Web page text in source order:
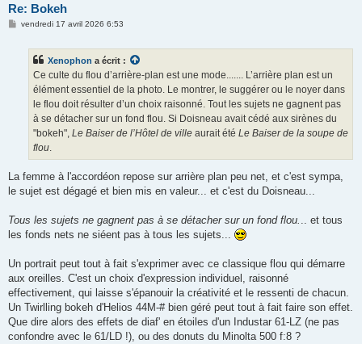
Re: Bokeh
Mvendredi 17 avril 2026 6:53
Xenophon a écrit :
Ce culte du flou d’arrière-plan est une mode....... L’arrière plan est un
élément essentiel de la photo. Le montrer, le suggérer ou le noyer dans
le flou doit résulter d’un choix raisonné. Tout les sujets ne gagnent pas
à se détacher sur un fond flou. Si Doisneau avait cédé aux sirènes du
"bokeh", Le Baiser de l’Hôtel de ville aurait été Le Baiser de la soupe de
flou
La femme à l'accordéon repose sur arrière plan peu net, et c'est sympa,
le sujet est dégagé et bien mis en valeur... et c'est du Doisneau...
Tous les sujets ne gagnent pas à se détacher sur un fond flou. .. et tous
les fonds nets ne siéent pas à tous les sujets...
Un portrait peut tout à fait s'exprimer avec ce classique flou qui démarre
aux oreilles. C'est un choix d'expression individuel, raisonné
effectivement, qui laisse s'épanouir la créativité et le ressenti de chacun.
Un Twirlling bokeh d'Helios 44M-# bien géré peut tout à fait faire son effet.
Que dire alors des effets de diaf' en étoiles d'un Industar 61-LZ (ne pas
confondre avec le 61/LD !), ou des donuts du Minolta 500 f:8 ?